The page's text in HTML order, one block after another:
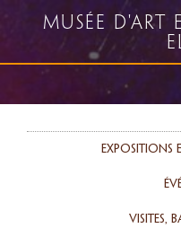
Musée d'art
Expositions
Visites,